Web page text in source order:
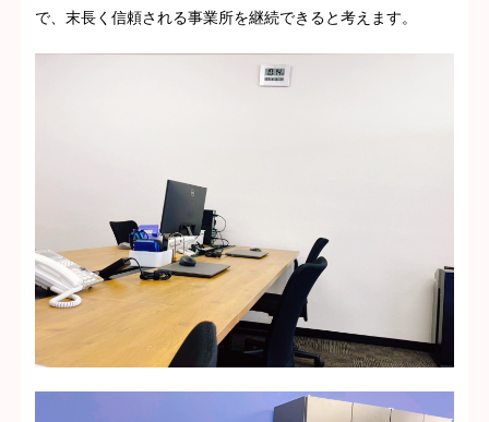
で、末長く信頼される事業所を継続できると考えます。